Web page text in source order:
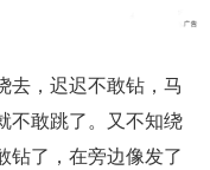
去，迟迟不敢钻，马
不敢跳了。又不知绕
钻了，在旁边像发了